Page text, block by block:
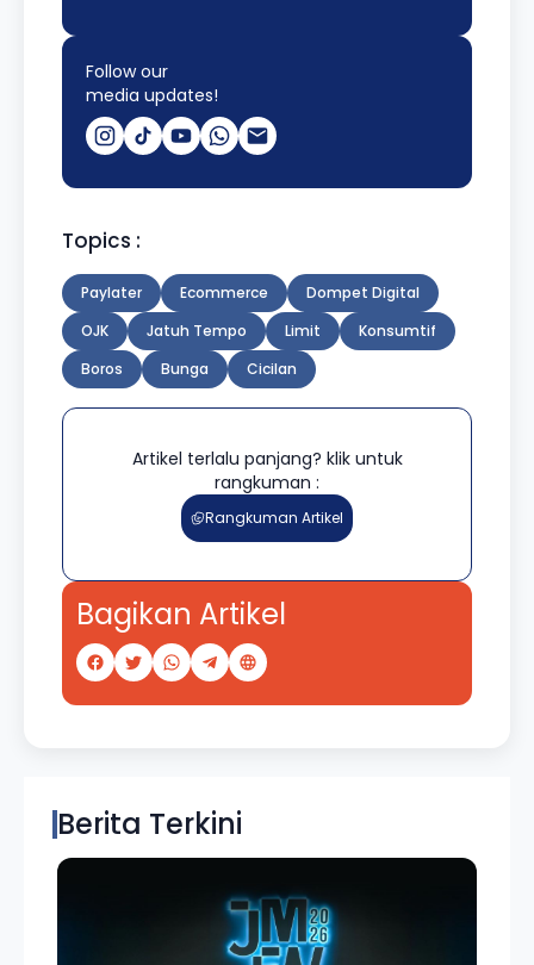
Follow our
media updates!
Topics :
Paylater Ecommerce
Dompet Digital
OJK
Jatuh Tempo Limit
Konsumtif
Boros
Bunga Cicilan
Artikel terlalu panjang? klik untuk
rangkuman :
Rangkuman Artikel
Bagikan Artikel
Berita Terkini